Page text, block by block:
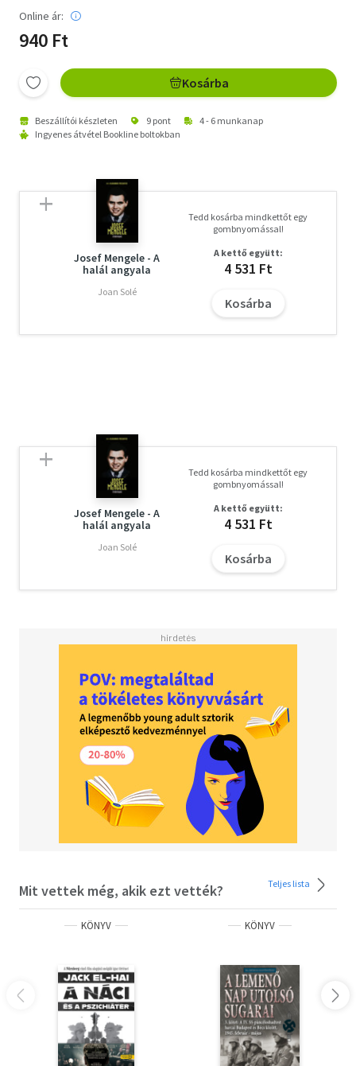
Online ár:
940 Ft
Kosárba
Beszállítói készleten 9 pont
4 - 6 munkanap
Ingyenes átvétel Bookline boltokban
Josef Mengele - A
halál angyala
Joan Solé
Tedd kosárba mindkettőt egy
gombnyomással!
A kettő együtt:
4 531 Ft
Kosárba
Josef Mengele - A
halál angyala
Joan Solé
Tedd kosárba mindkettőt egy
gombnyomással!
A kettő együtt:
4 531 Ft
Kosárba
Mit vettek még, akik ezt vették? Teljes lista
KÖNYV KÖNYV